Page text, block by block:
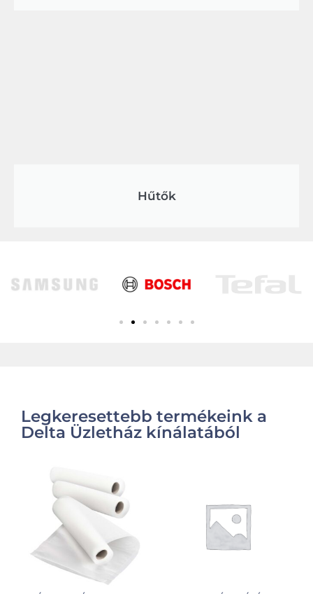
Hűtők
Legkeresettebb termékeink a
Delta Üzletház kínálatából